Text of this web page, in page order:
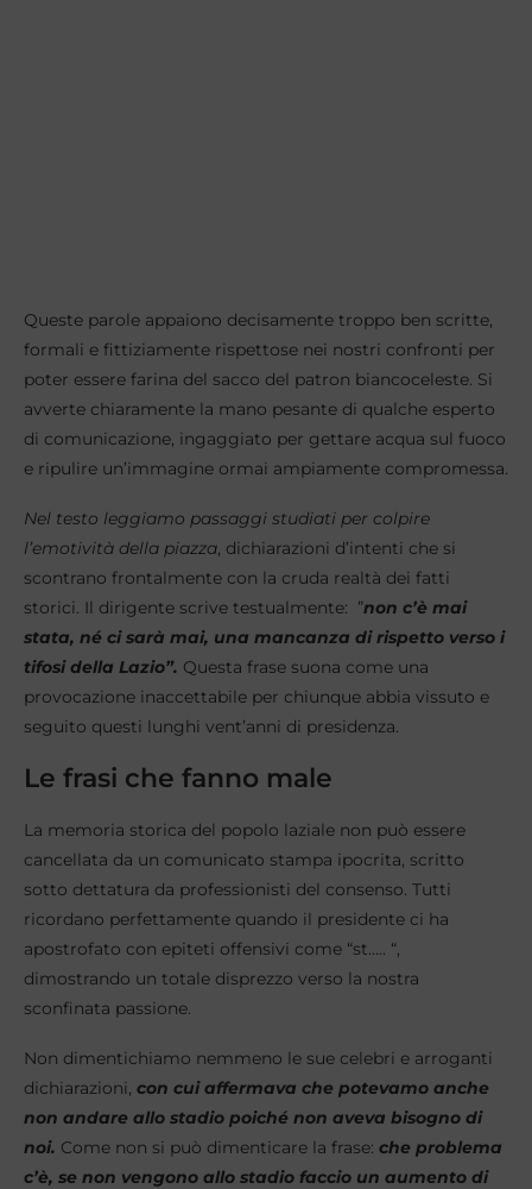
Queste parole appaiono decisamente troppo ben scritte,
formali e fittiziamente rispettose nei nostri confronti per
poter essere farina del sacco del patron biancoceleste. Si
avverte chiaramente la mano pesante di qualche esperto
di comunicazione, ingaggiato per gettare acqua sul fuoco
e ripulire un’immagine ormai ampiamente compromessa.
Nel testo leggiamo passaggi studiati per colpire
l’emotività della piazza , dichiarazioni d’intenti che si
scontrano frontalmente con la cruda realtà dei fatti
storici. Il dirigente scrive testualmente: ​”non c’è mai
stata, né ci sarà mai, una mancanza di rispetto verso i
tifosi della Lazio”. Questa frase suona come una
provocazione inaccettabile per chiunque abbia vissuto e
seguito questi lunghi vent’anni di presidenza.
Le frasi che fanno male
La memoria storica del popolo laziale non può essere
cancellata da un comunicato stampa ipocrita, scritto
sotto dettatura da professionisti del consenso. Tutti
ricordano perfettamente quando il presidente ci ha
apostrofato con epiteti offensivi come “st….. “,
dimostrando un totale disprezzo verso la nostra
sconfinata passione.
Non dimentichiamo nemmeno le sue celebri e arroganti
dichiarazioni, con cui affermava che potevamo anche
non andare allo stadio poiché non aveva bisogno di
noi. Come non si può dimenticare la frase: che problema
c’è, se non vengono allo stadio faccio un aumento di